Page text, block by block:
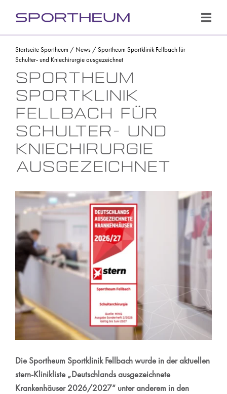
Inhalt
springen
Fachbereiche
Leistungen
Ärzteteam
Prävention
Sportklinik
Patienteninformationen
Kooperationspartner
News
Karriere
Online-Terminanfrage
Kontakt
Startseite Sportheum / News/Sportheum Sportklinik Fellbach für
Schulter- und Kniechirurgie ausgezeichnet
Sportheum
Sportklinik
Fellbach für
Schulter- und
Kniechirurgie
ausgezeichnet
Die Sportheum Sportklinik Fellbach wurde in der aktuellen
stern-Klinikliste „Deutschlands ausgezeichnete
Krankenhäuser 2026/2027“ unter anderem in den